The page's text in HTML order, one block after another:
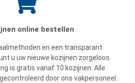
online bestellen
en een transparant
u uw nieuwe kozijnen zorgeloos
is gratis vanaf 10 kozijnen. Alle
door ons vakpersoneel.